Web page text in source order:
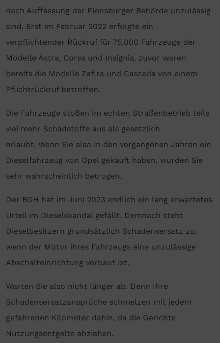
nach Auffassung der Flensburger Behörde unzulässig
sind. Erst im Februar 2022 erfolgte ein
verpflichtender Rückruf für 75.000 Fahrzeuge der
Modelle Astra, Corsa und Insignia, zuvor waren
bereits die Modelle Zafira und Cascada von einem
Pflichtrückruf betroffen.
Die Fahrzeuge stoßen im echten Straßenbetrieb teils
viel mehr Schadstoffe aus als gesetzlich
erlaubt. Wenn Sie also in den vergangenen Jahren ein
Dieselfahrzeug von Opel gekauft haben, wurden Sie
sehr wahrscheinlich betrogen.
Der BGH hat im Juni 2023 endlich ein lang erwartetes
Urteil im Dieselskandal gefällt. Demnach steht
Dieselbesitzern grundsätzlich Schadensersatz zu,
wenn der Motor ihres Fahrzeugs eine unzulässige
Abschalteinrichtung verbaut ist.
Warten Sie also nicht länger ab. Denn Ihre
Schadensersatzansprüche schmelzen mit jedem
gefahrenen Kilometer dahin, da die Gerichte
Nutzungsentgelte abziehen.